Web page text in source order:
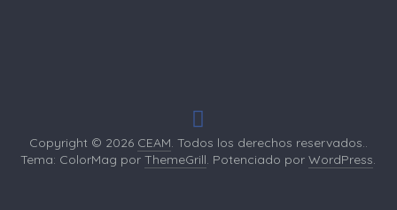
Copyright © 2026 CEAM. Todos los derechos reservados..
Tema: ColorMag porThemeGrill. Potenciado porWordPress.